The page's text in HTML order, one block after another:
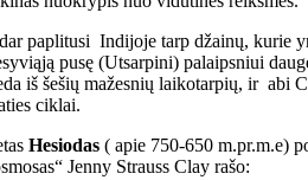
paplitusi Indijoje tarp džainų, kurie
pusę (Utsarpini) palaipsniui
iš šešių mažesnių laikotarpių, ir
ciklai.
Hesiodas ( apie 750-650 m.pr.m.e)
Jenny Strauss Clay rašo: